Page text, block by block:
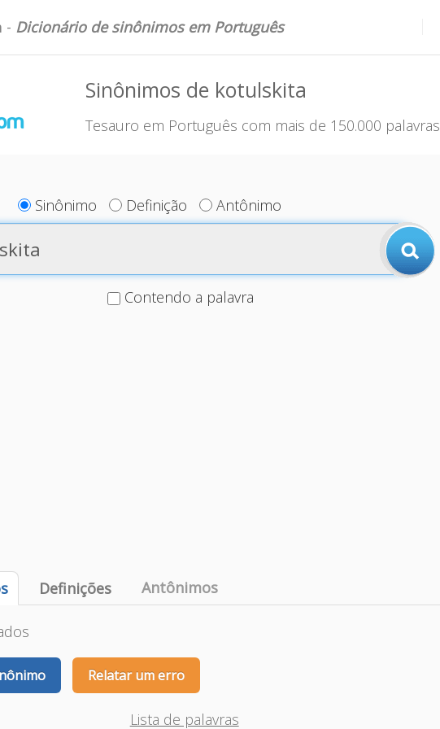
- Dicionário de sinônimos em Português
Sinônimos de kotulskita
Tesauro em Português com mais de 150.000 palavras
Sinônimo Definição Antônimo
Contendo a palavra
Definições Antônimos
Relatar um erro
Lista de palavras